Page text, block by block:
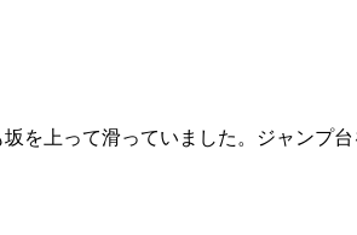
を上って滑っていました。ジャンプ